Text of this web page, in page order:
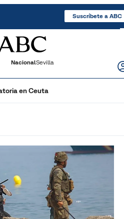
Suscríbete a ABC
NacionalSevilla
en Ceuta